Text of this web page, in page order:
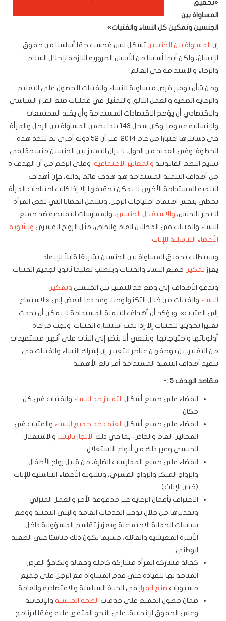
«تحقيق
المساواة بين
الجنسين وتمكين كل النساء والفتيات»
إن المساواة بين الجنسين تشكل ليس فحسب حقا أساسيا من حقوق
الإنسان، ولكن أيضا أساسا من الأسس الضرورية اللازمة لإحلال السلام
والرخاء والاستدامة في العالم.
ومن شأن توفير فرص متساوية للنساء والفتيات للحصول على التعليم
والرعاية الصحية والعمل اللائق والتمثيل في عمليات صنع القرار السياسي
والاقتصادي أن يؤجج الاقتصادات المستدامة وأن يفيد المجتمعات
والإنسانية عموما. وكان سجل 143 بلدا يضمن المساواة بين الرجل والمرأة
في دساتيرها اعتبارا من عام 2014. غير أن 52 دولة أخرى لم تتخذ هذه
الخطوة. وفي العديد من الدول، لا يزال التمييز بين الجنسين منسجمًا في
نسيج النظم القانونية والمعايير الاجتماعية
. وعلى الرغم من أن الهدف 5
من أهداف التنمية المستدامة هو هدف قائم بذاته، فإن أهداف
التنمية المستدامة الأخرى لا يمكن تحقيقها إلا إذا كانت احتياجات المرأة
تحظى بنفس اهتمام احتياجات الرجل. وتشمل القضايا التي تخص المرأة
الاتجار بالجنس، والاستغلال الجنسي، والممارسات التقليدية ضد جميع
النساء والفتيات في المجالين العام والخاص، مثل الزواج القسري وتشويه
الأعضاء التناسلية للإناث.
وسيتطلب تحقيق المساواة بين الجنسين تشريعًا قابلاً للإنفاذ
يعزز تمكين جميع النساء والفتيات ويتطلب تعليما ثانويا لجميع الفتيات.
وتدعو الأهداف إلى وضع حد للتمييز بين الجنسين وتمكين
النساء والفتيات من خلال التكنولوجيا، وقد دعا البعض إلى «الاستماع
إلى الفتيات». ويؤكد أن أهداف التنمية المستدامة لا يمكن أن تحدث
تغييرا تحويليا للفتيات إلا إذا تمت استشارة الفتيات. ويجب مراعاة
أولوياتها واحتياجاتها. وينبغي ألا ينظر إلى البنات على أنهن مستفيدات
من التغيير، بل بوصفهن عناصر للتغيير. إن إشراك النساء والفتيات في
تنفيذ أهداف التنمية المستدامة أمر بالغ الأهمية
مقاصد الهدف 5 :-
القضاء على جميع أشكال التمييز ضد النساء والفتيات في كل
مكان
القضاء على جميع أشكال العنف ضد جميع النساء والفتيات في
المجالين العام والخاص، بما في ذلك الاتجار بالبشر والاستغلال
الجنسي وغير ذلك من أنواع الاستغلال
القضاء على جميع الممارسات الضارة، من قبيل زواج الأطفال
والزواج المبكر والزواج القسري، وتشويه الأعضاء التناسلية للإناث
(ختان الإناث)
الاعتراف بأعمال الرعاية غير مدفوعة الأجر والعمل المنزلي
وتقديرها من خلال توفير الخدمات العامة والبنى التحتية ووضع
سياسات الحماية الاجتماعية وتعزيز تقاسم المسؤولية داخل
الأسرة المعيشية والعائلة، حسبما يكون ذلك مناسبًا على الصعيد
الوطني
كفالة مشاركة المرأة مشاركة كاملة وفعالة وتكافؤ الفرص
المتاحة لها للقيادة على قدم المساواة مع الرجل على جميع
مستويات صنع القرار في الحياة السياسية والاقتصادية والعامة
ضمان حصول الجميع على خدمات الصحة الجنسية والإنجابية
وعلى الحقوق الإنجابية، على النحو المتفق عليه وفقا لبرنامج